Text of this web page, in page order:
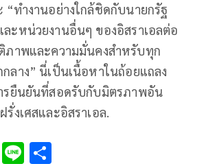
“ทำงานอย่างใกล้ชิดกับนายกรัฐ
ะหน่วยงานอื่นๆ ของอิสราเอลต่อ
ภาพและความมั่นคงสำหรับทุก
ลาง” นี่เป็นเนื้อหาในถ้อยแถลง
รยืนยันที่สอดรับกับมิตรภาพอัน
งเศสและอิสราเอล.
C Li